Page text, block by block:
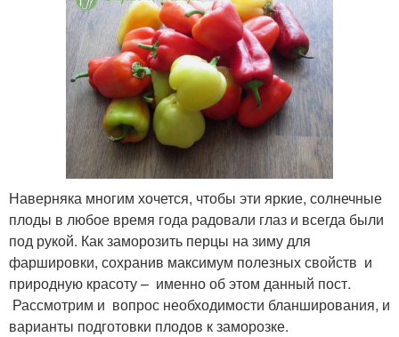
Наверняка многим хочется, чтобы эти яркие, солнечные
плоды в любое время года радовали глаз и всегда были
под рукой. Как заморозить перцы на зиму для
фаршировки, сохранив максимум полезных свойств и
природную красоту – именно об этом данный пост.
Рассмотрим и вопрос необходимости бланширования, и
варианты подготовки плодов к заморозке.